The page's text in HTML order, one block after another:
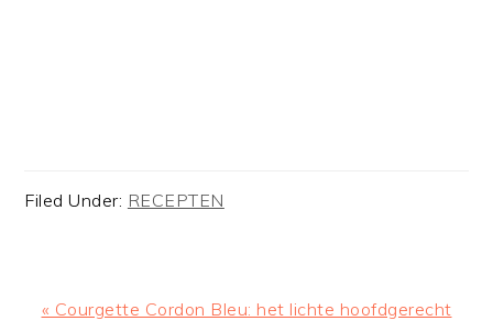
Filed Under: RECEPTEN
Previous
« Courgette Cordon Bleu: het lichte hoofdgerecht